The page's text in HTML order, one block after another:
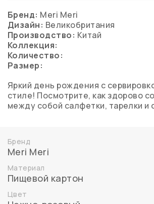
Бренд: Meri Meri
Дизайн: Великобритания
Производство: Китай
Коллекция:
Количество:
Размер:
Яркий день рождения с
стиле! Посмотрите, как здорово
между собой салфетки, тарелки и
Бренд
Meri Meri
Материал
Пищевой картон
Цвет